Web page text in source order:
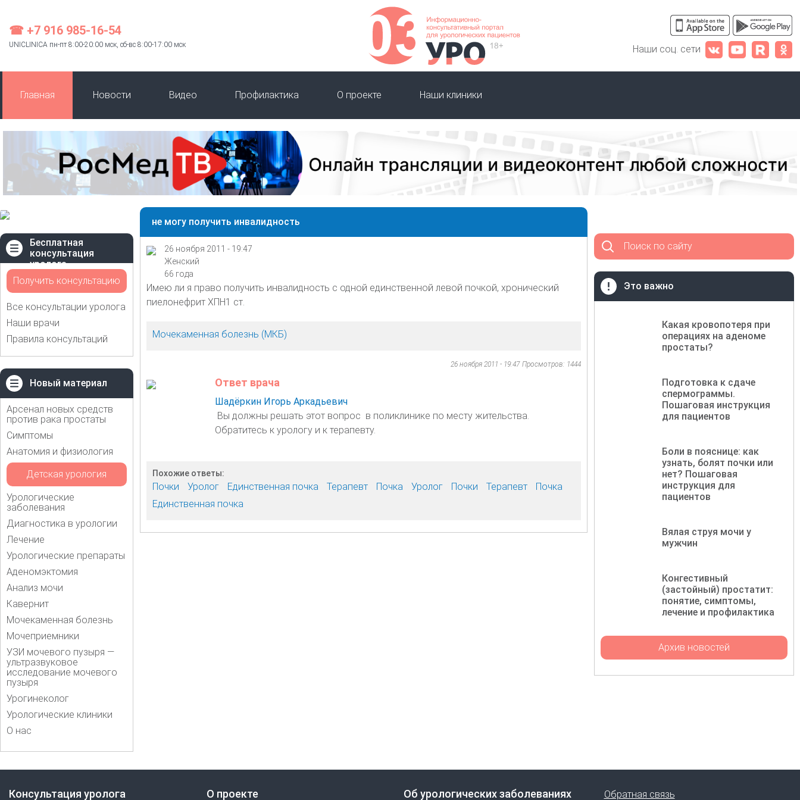
☎ +7 916 985-16-54
UNICLINICA пн-пт 8:00-20:00 мск, сб-вс 8:00-17:00 мск Наши соц. сети
Главная Новости Видео Профилактика О проекте Наши клиники
Бесплатная
консультация
уролога
Получить консультацию
Все консультации уролога
Наши врачи
Правила консультаций
Новый материал
Арсенал новых средств
против рака простаты
Симптомы
Анатомия и физиология
Детская урология
Урологические
заболевания
Диагностика в урологии
Лечение
Урологические препараты
Аденомэктомия
Анализ мочи
Кавернит
Мочекаменная болезнь
Мочеприемники
УЗИ мочевого пузыря —
ультразвуковое
исследование мочевого
пузыря
Урогинеколог
Урологические клиники
О нас
не могу получить инвалидность
26 ноября 2011 - 19:47
Женский
66 года
Имею ли я право получить инвалидность с одной единственной левой почкой, хронический
пиелонефрит ХПН1 ст.
Мочекаменная болезнь (МКБ)
26 ноября 2011 - 19:47 Просмотров: 1444
Ответ врача
Шадёркин Игорь Аркадьевич
Вы должны решать этот вопрос в поликлинике по месту жительства.
Обратитесь к урологу и к терапевту.
Похожие ответы:
Почки Уролог Единственная почка Терапевт Почка Уролог Почки Терапевт
Почка
Единственная почка
Поиск по сайту
Это важно
Какая кровопотеря при
операциях на аденоме
простаты?
Подготовка к сдаче
спермограммы.
Пошаговая инструкция
для пациентов
Боли в пояснице: как
узнать, болят почки или
нет? Пошаговая
инструкция для
пациентов
Вялая струя мочи у
мужчин
Конгестивный
(застойный) простатит:
понятие, симптомы,
лечение и профилактика
Архив новостей
Консультация уролога О проекте Об урологических заболеваниях Обратная связь